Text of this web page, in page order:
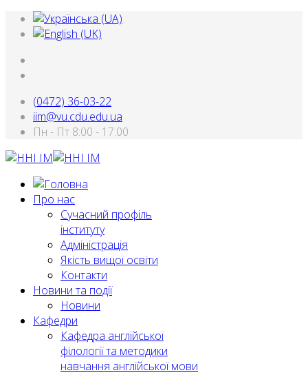
(0472) 36-03-22
iim@vu.cdu.edu.ua
Пн - Пт 8:00 - 17:00
Про нас
Сучасний профіль
інституту
Адміністрація
Якість вищої освіти
Контакти
Новини та події
Новини
Кафедри
Кафедра англійської
філології та методики
навчання англійської мови